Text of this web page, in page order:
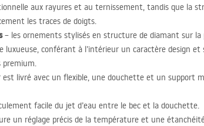
aux rayures et au ternissement, tandis que la
les traces de doigts.
– les ornements stylisés en structure de diamant sur la
luxueuse, conférant à l’intérieur un caractère design et
premium.
est livré avec un flexible, une douchette et un support
facile du jet d’eau entre le bec et la douchette.
un réglage précis de la température et une